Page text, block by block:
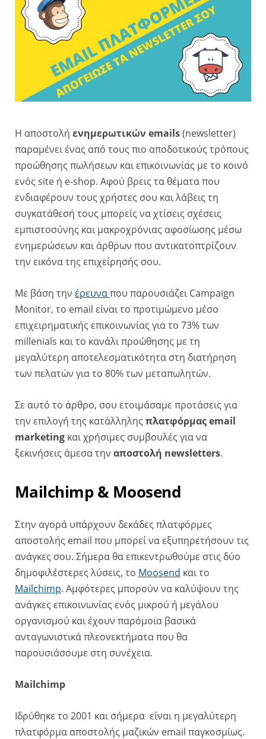
Η αποστολή ενημερωτικών emails(newsletter)
παραμένει ένας από τους πιο αποδοτικούς τρόπους
προώθησης πωλήσεων και επικοινωνίας με το κοινό
ενός site ή e-shop. Αφού βρεις τα θέματα που
ενδιαφέρουν τους χρήστες σου και λάβεις τη
συγκατάθεσή τους μπορείς να χτίσεις σχέσεις
εμπιστοσύνης και μακροχρόνιας αφοσίωσης μέσω
ενημερώσεων και άρθρων που αντικατοπτρίζουν
την εικόνα της επιχείρησής σου.
Με βάση την έρευναπου παρουσιάζει Campaign
Monitor, το email είναι το προτιμώμενο μέσο
επιχειρηματικής επικοινωνίας για το 73% των
millenials και το κανάλι προώθησης με τη
μεγαλύτερη αποτελεσματικότητα στη διατήρηση
των πελατών για το 80% των μεταπωλητών.
Σε αυτό το άρθρο, σου ετοιμάσαμε προτάσεις για
την επιλογή της κατάλληλης πλατφόρμας email
marketing και χρήσιμες συμβουλές για να
ξεκινήσεις άμεσα την αποστολή newsletters.
Mailchimp & Moosend
Στην αγορά υπάρχουν δεκάδες πλατφόρμες
αποστολής email που μπορεί να εξυπηρετήσουν τις
ανάγκες σου. Σήμερα θα επικεντρωθούμε στις δύο
δημοφιλέστερες λύσεις, το Moosend και το
Mailchimp. Αμφότερες μπορούν να καλύψουν της
ανάγκες επικοινωνίας ενός μικρού ή μεγάλου
οργανισμού και έχουν παρόμοια βασικά
ανταγωνιστικά πλεονεκτήματα που θα
παρουσιάσουμε στη συνέχεια.
Mailchimp
Ιδρύθηκε το 2001 και σήμερα είναι η μεγαλύτερη
πλατφόρμα αποστολής μαζικών email παγκοσμίως.